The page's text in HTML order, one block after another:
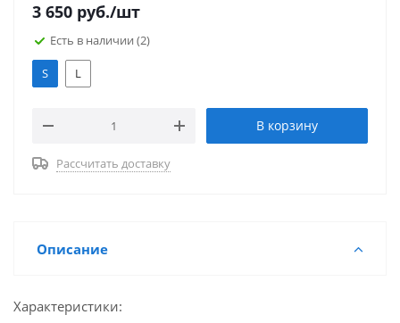
3 650 руб./шт
Есть в наличии (2)
S L
В корзину
Рассчитать доставку
Описание
Характеристики: